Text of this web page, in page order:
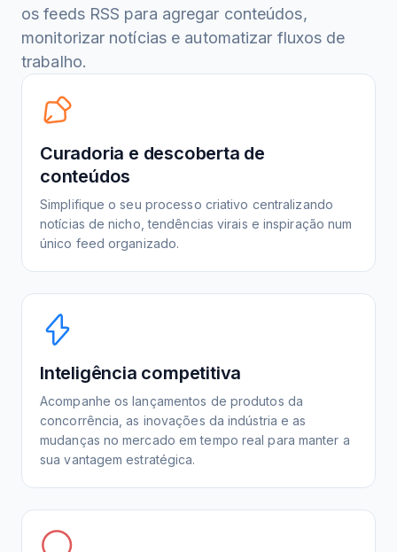
os feeds RSS para agregar conteúdos,
monitorizar notícias e automatizar fluxos de
trabalho.
Curadoria e descoberta de
conteúdos
Simplifique o seu processo criativo centralizando
notícias de nicho, tendências virais e inspiração num
único feed organizado.
Inteligência competitiva
Acompanhe os lançamentos de produtos da
concorrência, as inovações da indústria e as
mudanças no mercado em tempo real para manter a
sua vantagem estratégica.